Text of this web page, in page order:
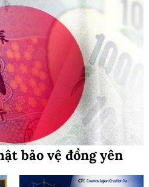
bảo vệ đồng yên